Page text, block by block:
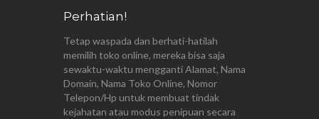
Perhatian!
Tetap waspada dan berhati-hatilah
memilih toko online, mereka bisa saja
sewaktu-waktu mengganti Alamat, Nama
Domain, Nama Toko Online, Nomor
Telepon/Hp untuk membuat tindak
kejahatan atau modus penipuan secara